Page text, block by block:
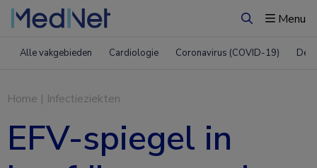
ZoekenMenu
Alle vakgebieden Cardiologie Coronavirus (COVID-19)
Home | Infectieziekten
EFV-spiegel in